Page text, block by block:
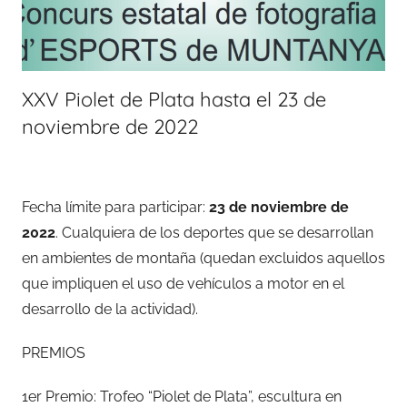
XXV Piolet de Plata hasta el 23 de
noviembre de 2022
Fecha límite para participar: 23 de noviembre de
2022. Cualquiera de los deportes que se desarrollan
en ambientes de montaña (quedan excluidos aquellos
que impliquen el uso de vehículos a motor en el
desarrollo de la actividad).
PREMIOS
1er Premio: Trofeo “Piolet de Plata”, escultura en